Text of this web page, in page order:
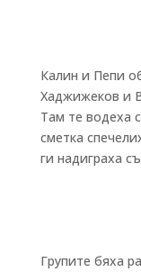
Калин и Пепи
Хаджижеков и
Там те водеха
сметка
ги надиграха
Групите бяха